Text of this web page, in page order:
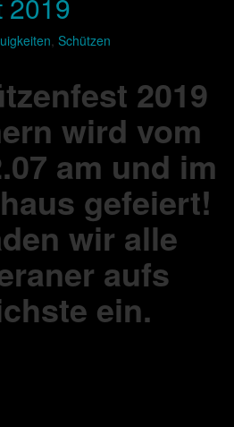
2019
, Schützen
2019
wird vom
am und im
gefeiert!
wir alle
aufs
ein.